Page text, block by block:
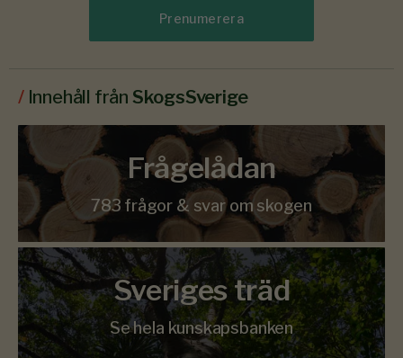
Prenumerera
/ Innehåll från SkogsSverige
Frågelådan
783 frågor & svar om skogen
Sveriges träd
Se hela kunskapsbanken